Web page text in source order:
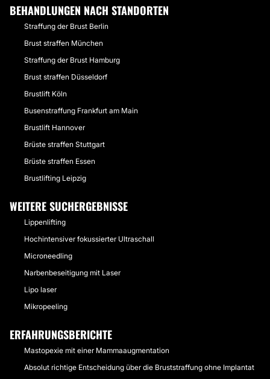
BEHANDLUNGEN NACH STANDORTEN
Straffung der Brust Berlin
Brust straffen München
Straffung der Brust Hamburg
Brust straffen Düsseldorf
Brustlift Köln
Busenstraffung Frankfurt am Main
Brustlift Hannover
Brüste straffen Stuttgart
Brüste straffen Essen
Brustlifting Leipzig
WEITERE SUCHERGEBNISSE
Lippenlifting
Hochintensiver fokussierter Ultraschall
Microneedling
Narbenbeseitigung mit Laser
Lipo laser
Mikropeeling
ERFAHRUNGSBERICHTE
Mastopexie mit einer Mammaaugmentation
Absolut richtige Entscheidung über die Bruststraffung ohne Implantat